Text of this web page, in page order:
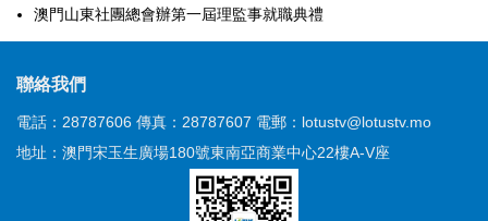
澳門山東社團總會辦第一屆理監事就職典禮
聯絡我們
電話：28787606 傳真：28787607 電郵：lotustv@lotustv.mo
地址：澳門宋玉生廣場180號東南亞商業中心22樓A-V座